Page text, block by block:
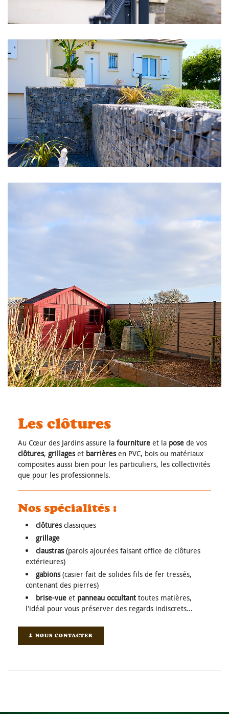
Les clôtures
Au Cœur des Jardins assure la fourniture et la pose de vos
clôtures, grillageset barrièresen PVC, bois ou matériaux
composites aussi bien pour les particuliers, les collectivités
que pour les professionnels.
Nos spécialités :
clôturesclassiques
grillage
claustras(parois ajourées faisant office de clôtures
extérieures)
gabions(casier fait de solides fils de fer tressés,
contenant des pierres)
brise-vue et panneau occultant toutes matières,
l'idéal pour vous préserver des regards indiscrets…
NOUS CONTACTER